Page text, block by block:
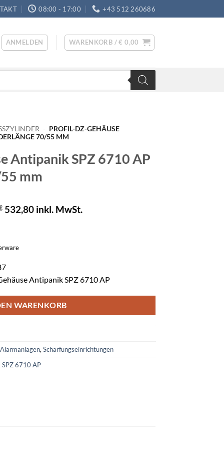
08:00 - 17:00 +43 512 260686
ANMELDEN WARENKORB /€ 0,00
- PROFIL-DZ-GEHÄUSE
70/55 MM
Antipanik SPZ 6710 AP
mm
532,80 inkl. MwSt.
Antipanik SPZ 6710 AP
WARENKORB
Alarmanlagen,Schärfungseinrichtungen
6710 AP